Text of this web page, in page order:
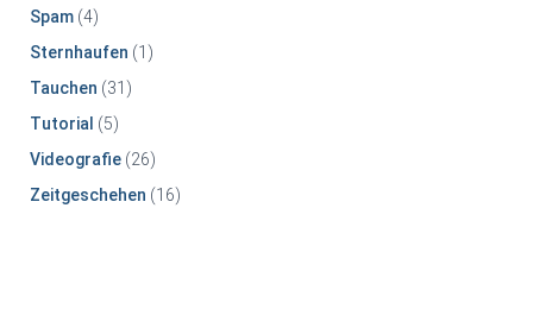
Spam (4)
Sternhaufen (1)
Tauchen (31)
Tutorial (5)
Videografie (26)
Zeitgeschehen (16)